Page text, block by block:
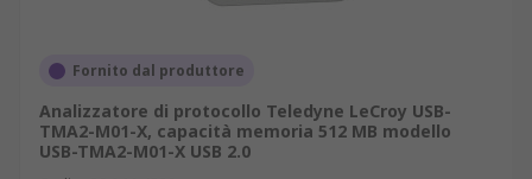
Fornito dal produttore
Analizzatore di protocollo Teledyne LeCroy USB-
TMA2-M01-X, capacità memoria 512 MB modello
USB-TMA2-M01-X USB 2.0